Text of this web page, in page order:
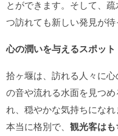
とができます。そして、
つ訪れても新しい発見が待
心の潤いを与えるスポット
拾ヶ堰は、訪れる人々に
の音や流れる水面を見つ
れ、穏やかな気持ちにな
本当に格別で、 観光客は